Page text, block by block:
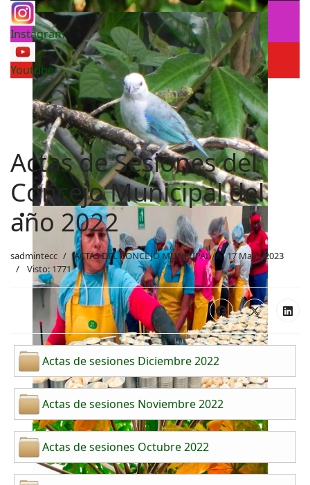
Instagram
Youtube
Actas de Sesiones del
Concejo Municipal del
año 2022
sadmintecc ACTAS DEL CONCEJO MUNICIPAL
17 Mayo 2023
Visto: 1771
Actas de sesiones Diciembre 2022
Actas de sesiones Noviembre 2022
Actas de sesiones Octubre 2022